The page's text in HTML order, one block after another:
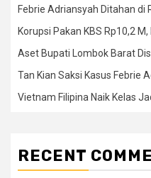
Febrie Adriansyah Ditahan di
Korupsi Pakan KBS Rp10,2
Aset Bupati Lombok Barat
Tan Kian Saksi Kasus Febrie
Vietnam Filipina Naik Kelas
RECENT